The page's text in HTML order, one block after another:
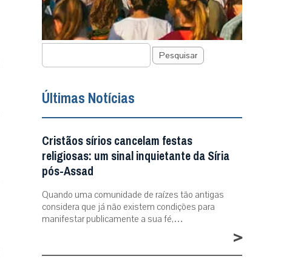
Pesquisar
Últimas Notícias
Cristãos sírios cancelam festas
religiosas: um sinal inquietante da Síria
pós-Assad
Quando uma comunidade de raízes tão antigas
considera que já não existem condições para
manifestar publicamente a sua fé,…
>